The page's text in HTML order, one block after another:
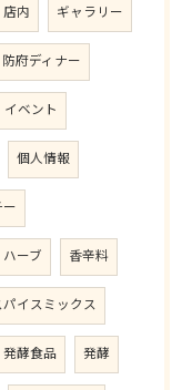
店内 ギャラリー
防府ディナー
イベント
個人情報
ハーブ 香辛料
パイスミックス
発酵食品 発酵